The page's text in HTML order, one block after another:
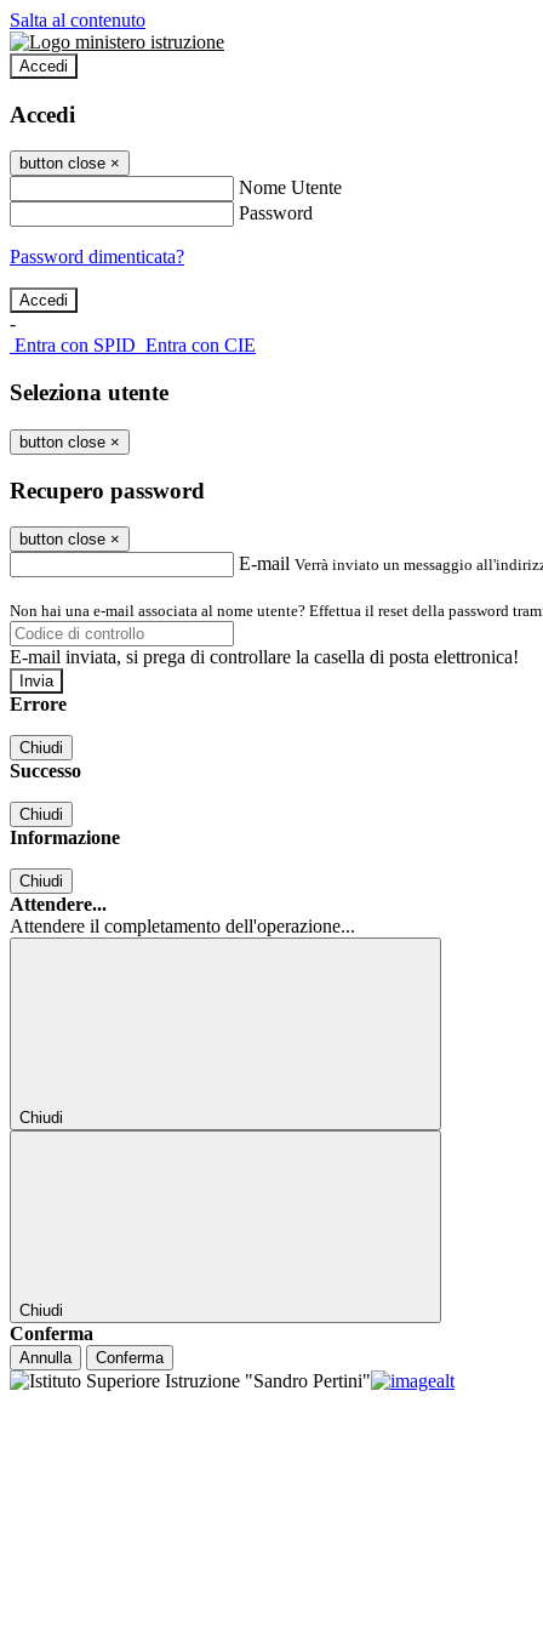
Salta al contenuto
Accedi
Accedi
button close ×
Nome Utente
Password
Password dimenticata?
-
Entra con SPID Entra con CIE
Seleziona utente
button close ×
Recupero password
button close ×
E-mail Verrà inviato un messaggio
Non hai una e-mail associata al nome utente? Effettua il reset della password
E-mail inviata, si prega di controllare la casella di posta elettronica!
Errore
Chiudi
Successo
Chiudi
Informazione
Chiudi
Attendere...
Attendere il completamento dell'operazione...
Chiudi
Chiudi
Conferma
Annulla Conferma